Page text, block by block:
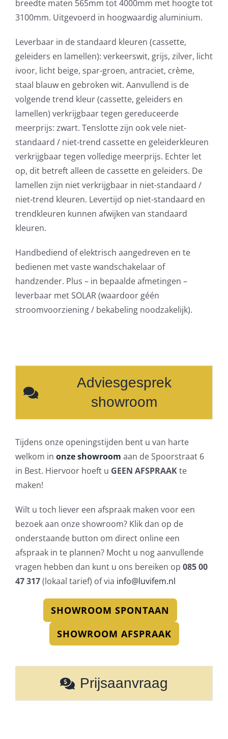
breedte maten 565mm tot 4000mm met hoogte tot
3100mm. Uitgevoerd in hoogwaardig aluminium.
Leverbaar in de standaard kleuren (cassette,
geleiders en lamellen): verkeerswit, grijs, zilver, licht
ivoor, licht beige, spar-groen, antraciet, crème,
staal blauw en gebroken wit. Aanvullend is de
volgende trend kleur (cassette, geleiders en
lamellen) verkrijgbaar tegen gereduceerde
meerprijs: zwart. Tenslotte zijn ook vele niet-
standaard / niet-trend cassette en geleiderkleuren
verkrijgbaar tegen volledige meerprijs. Echter let
op, dit betreft alleen de cassette en geleiders. De
lamellen zijn niet verkrijgbaar in niet-standaard /
niet-trend kleuren. Levertijd op niet-standaard en
trendkleuren kunnen afwijken van standaard
kleuren.
Handbediend of elektrisch aangedreven en te
bedienen met vaste wandschakelaar of
handzender. Plus – in bepaalde afmetingen –
leverbaar met SOLAR (waardoor géén
stroomvoorziening / bekabeling noodzakelijk).
Adviesgesprek
showroom
Tijdens onze openingstijden bent u van harte
welkom in onze showroom aan de Spoorstraat 6
in Best. Hiervoor hoeft u GEEN AFSPRAAKte
maken!
Wilt u toch liever een afspraak maken voor een
bezoek aan onze showroom? Klik dan op de
onderstaande button om direct online een
afspraak in te plannen? Mocht u nog aanvullende
vragen hebben dan kunt u ons bereiken op 085 00
47 317(lokaal tarief) of via info@luvifem.nl
SHOWROOM SPONTAAN
SHOWROOM AFSPRAAK
Prijsaanvraag